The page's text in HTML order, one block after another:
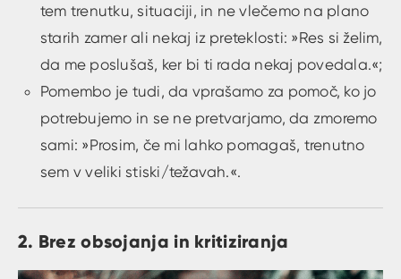
tem trenutku, situaciji, in ne vlečemo na plano
starih zamer ali nekaj iz preteklosti: »Res si želim,
da me poslušaš, ker bi ti rada nekaj povedala.«;
Pomembo je tudi, da vprašamo za pomoč, ko jo
potrebujemo in se ne pretvarjamo, da zmoremo
sami: »Prosim, če mi lahko pomagaš, trenutno
sem v veliki stiski/težavah.«.
2. Brez obsojanja in kritiziranja